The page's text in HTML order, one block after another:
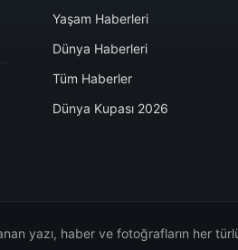
Yaşam Haberleri
Dünya Haberleri
Tüm Haberler
Dünya Kupası 2026
yazı, haber ve fotoğrafların her